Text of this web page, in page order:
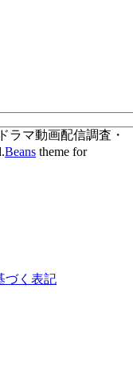
ラマ動画配信調査・
Beans theme for
づく表記